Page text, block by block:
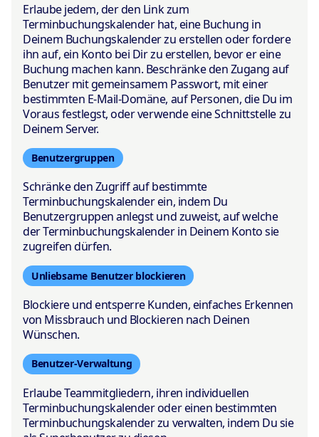
Erlaube jedem, der den Link zum
Terminbuchungskalender hat, eine Buchung in
Deinem Buchungskalender zu erstellen oder fordere
ihn auf, ein Konto bei Dir zu erstellen, bevor er eine
Buchung machen kann. Beschränke den Zugang auf
Benutzer mit gemeinsamem Passwort, mit einer
bestimmten E-Mail-Domäne, auf Personen, die Du im
Voraus festlegst, oder verwende eine Schnittstelle zu
Deinem Server.
Benutzergruppen
Schränke den Zugriff auf bestimmte
Terminbuchungskalender ein, indem Du
Benutzergruppen anlegst und zuweist, auf welche
der Terminbuchungskalender in Deinem Konto sie
zugreifen dürfen.
Unliebsame Benutzer blockieren
Blockiere und entsperre Kunden, einfaches Erkennen
von Missbrauch und Blockieren nach Deinen
Wünschen.
Benutzer-Verwaltung
Erlaube Teammitgliedern, ihren individuellen
Terminbuchungskalender oder einen bestimmten
Terminbuchungskalender zu verwalten, indem Du sie